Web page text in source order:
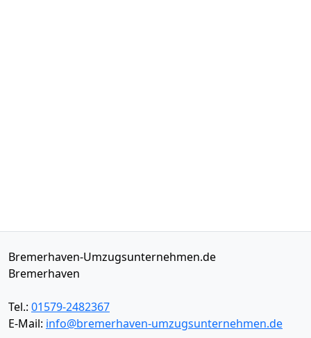
Bremerhaven-Umzugsunternehmen.de
Bremerhaven
Tel.: 01579-2482367
E-Mail: info@bremerhaven-umzugsunternehmen.de